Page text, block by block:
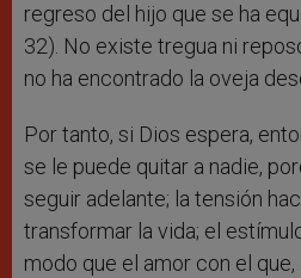
regreso del hijo que se ha
32). No existe tregua ni
no ha encontrado la oveja
Por tanto, si Dios espera,
se le puede quitar a nadie,
seguir adelante; la tensión
transformar la vida; el
modo que el amor con el